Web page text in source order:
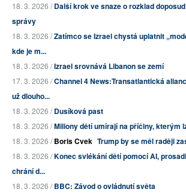
18. 3. 2026 /Další krok ve snaze o rozklad
správy
18. 3. 2026 /Zatímco se Izrael chystá uplatnit
kde je m...
18. 3. 2026 /Izrael srovnává Libanon se zemí
17. 3. 2026 /Channel 4 News:Transatlantická
už dlouho...
18. 3. 2026 /Dusíková past
18. 3. 2026 /Miliony dětí umírají na příčiny, kterým
18. 3. 2026 /Boris Cvek Trump by se měl raději
18. 3. 2026 /Konec svlékání dětí pomocí AI,
chrání d...
18. 3. 2026 /BBC: Závod o ovládnutí světa